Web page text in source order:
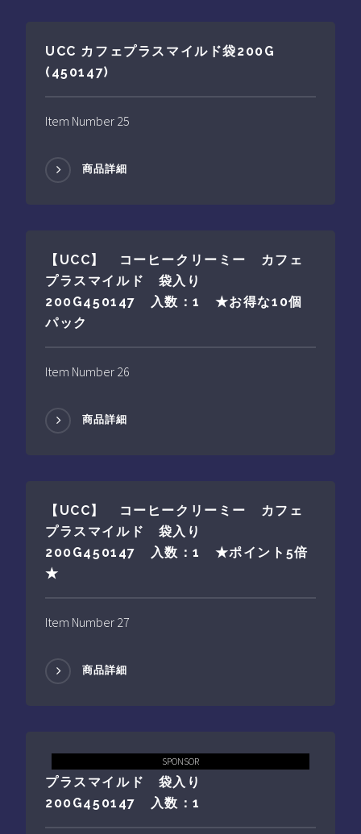
UCC カフェプラスマイルド袋200G
(450147)
Item Number 25
商品詳細
【UCC】 コーヒークリーミー カフェ
プラスマイルド 袋入り
200G450147 入数：1 ★お得な10個
パック
Item Number 26
商品詳細
【UCC】 コーヒークリーミー カフェ
プラスマイルド 袋入り
200G450147 入数：1 ★ポイント5倍
★
Item Number 27
商品詳細
【UCC】 コーヒークリーミー カフェ
プラスマイルド 袋入り
200G450147 入数：1
SPONSOR